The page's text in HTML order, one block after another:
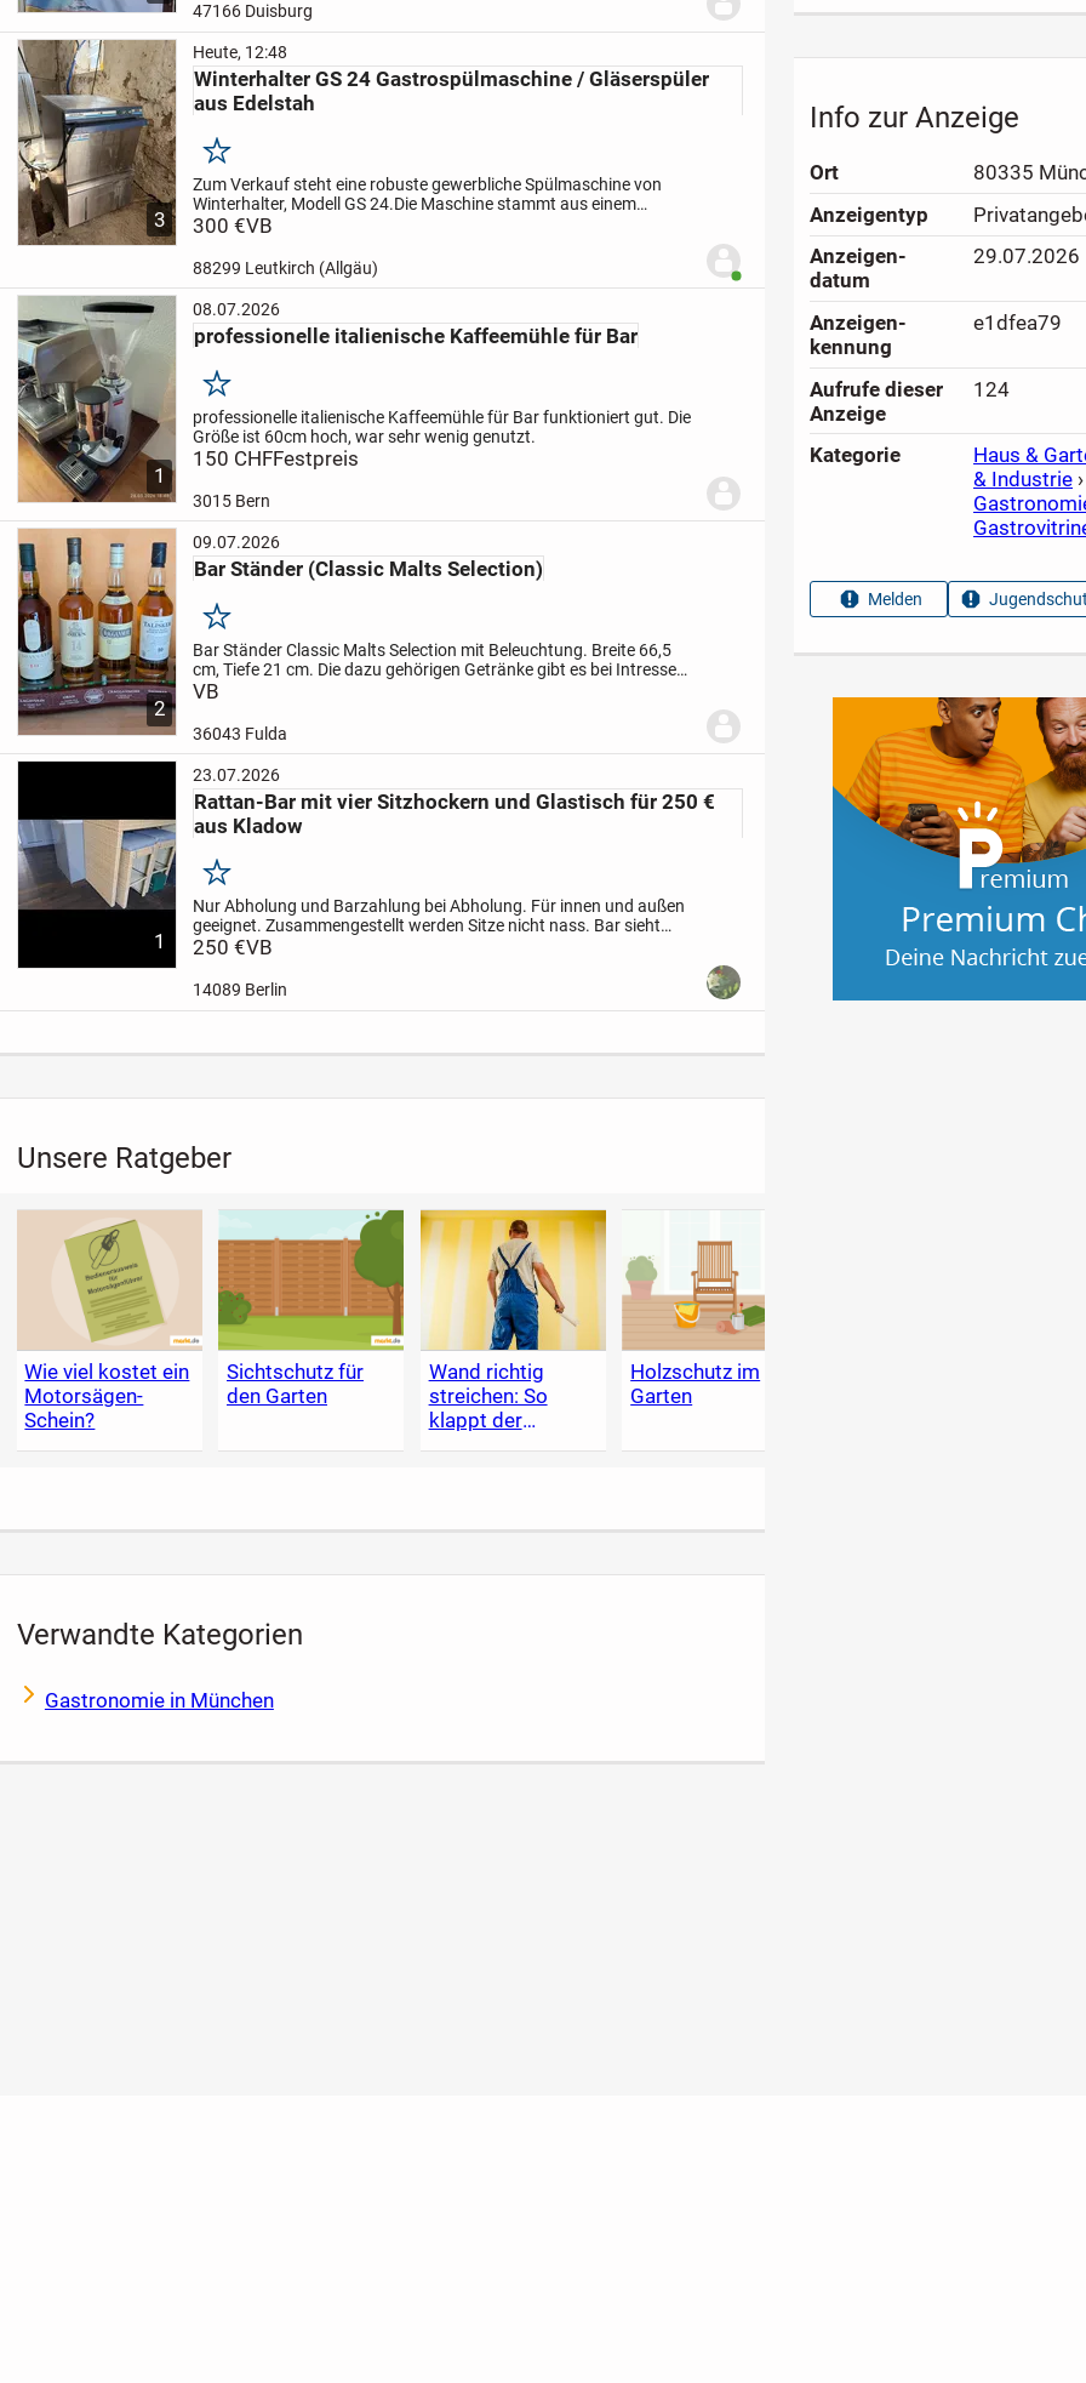
47166 Duisburg
3
Heute, 12:48
Winterhalter GS 24 Gastrospülmaschine / Gläserspüler
aus Edelstah
Merken
Zum Verkauf steht eine robuste gewerbliche Spülmaschine von
Winterhalter, Modell GS 24.Die Maschine stammt aus einem
Gastronomiebetrieb und war längere Zeit eingelagert. Korb und
300 €VB
88299 Leutkirch (Allgäu) Benutzer ist online
1
08.07.2026
professionelle italienische Kaffeemühle für Bar
Merken
professionelle italienische Kaffeemühle für Bar funktioniert gut. Die
Größe ist 60cm hoch, war sehr wenig genutzt.
150 CHFFestpreis
3015 Bern
2
09.07.2026
Bar Ständer (Classic Malts Selection)
Merken
Bar Ständer Classic Malts Selection mit Beleuchtung. Breite 66,5
cm, Tiefe 21 cm. Die dazu gehörigen Getränke gibt es bei Intresse
auch.
VB
36043 Fulda
1
23.07.2026
Rattan-Bar mit vier Sitzhockern und Glastisch für 250 €
aus Kladow
Merken
Nur Abholung und Barzahlung bei Abholung. Für innen und außen
geeignet. Zusammengestellt werden Sitze nicht nass. Bar sieht
elegant und modern aus. Ein Hingucker in Küche, Wohnstube oder...
250 €VB
14089 Berlin
Unsere Ratgeber
Wie viel kostet ein
Motorsägen-
Schein?
Sichtschutz für
den Garten
Wand richtig
streichen: So
klappt der
Holzschutz im
Garten
Verwandte Kategorien
Gastronomie in München
Info zur Anzeige
Ort
80335
Anzeigen­typ
Anzeigen­
datum
29.07.2026
Anzeigen­
kennung
e1dfea79
Aufrufe dieser
Anzeige
124
Kategorie Haus &
& Industrie ›
Melden